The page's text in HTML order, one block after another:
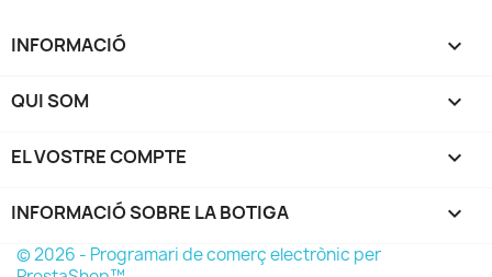
INFORMACIÓ 
QUI SOM 
EL VOSTRE COMPTE 
INFORMACIÓ SOBRE LA BOTIGA keyboard_arrow_down
© 2026 - Programari de comerç electrònic per